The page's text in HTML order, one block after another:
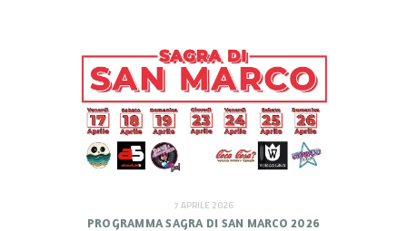
7 APRILE 2026
PROGRAMMA SAGRA DI SAN MARCO 2026